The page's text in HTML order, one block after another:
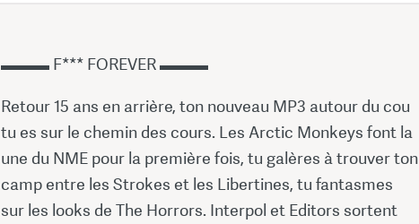
▬▬▬ F*** FOREVER ▬▬▬
Retour 15 ans en arrière, ton nouveau MP3 autour du cou
tu es sur le chemin des cours. Les Arctic Monkeys font la
une du NME pour la première fois, tu galères à trouver ton
camp entre les Strokes et les Libertines, tu fantasmes
sur les looks de The Horrors. Interpol et Editors sortent